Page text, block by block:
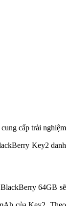
cấp trải nghiệm
Key2 danh
64GB sẽ